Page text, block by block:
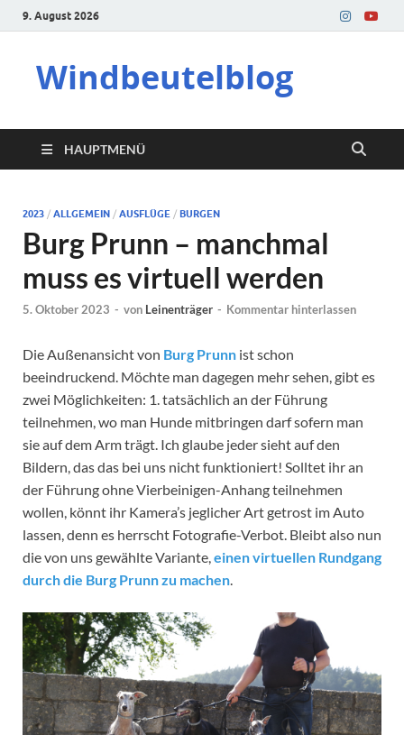
9. August 2026
Windbeutelblog
HAUPTMENÜ
2023 / ALLGEMEIN / AUSFLÜGE / BURGEN
Burg Prunn – manchmal
muss es virtuell werden
5. Oktober 2023 - von Leinenträger - Kommentar hinterlassen
Die Außenansicht von Burg Prunn ist schon
beeindruckend. Möchte man dagegen mehr sehen, gibt es
zwei Möglichkeiten: 1. tatsächlich an der Führung
teilnehmen, wo man Hunde mitbringen darf sofern man
sie auf dem Arm trägt. Ich glaube jeder sieht auf den
Bildern, das das bei uns nicht funktioniert! Solltet ihr an
der Führung ohne Vierbeinigen-Anhang teilnehmen
wollen, könnt ihr Kamera’s jeglicher Art getrost im Auto
lassen, denn es herrscht Fotografie-Verbot. Bleibt also nun
die von uns gewählte Variante,einen virtuellen Rundgang
durch die Burg Prunn zu machen.